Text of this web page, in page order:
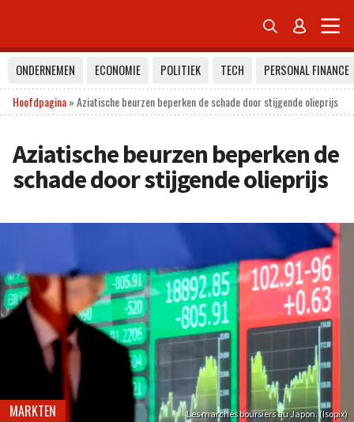
 
ONDERNEMEN ECONOMIE POLITIEK TECH
PERSONAL FINANCE
Hoofdpagina»Aziatische beurzen beperken de schade door stijgende olieprijs
Aziatische beurzen beperken de
schade door stijgende olieprijs
Les marchés boursiers au Japon. (Isopix)
MARKTEN